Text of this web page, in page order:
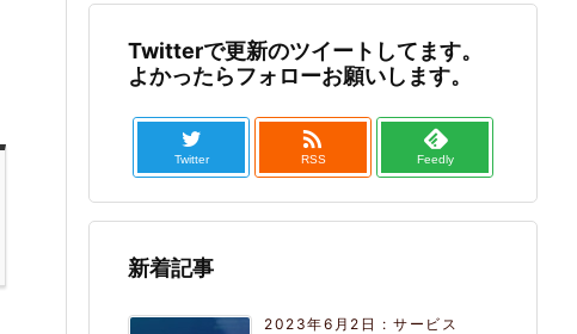
Twitterで更新のツイートしてます。
よかったらフォローお願いします。
Twitter

RSS Feedly
新着記事
2023年6月2日 :サービス